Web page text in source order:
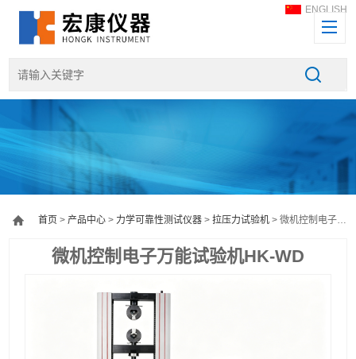
ENGLISH
首页 >产品中心 > 力学可靠性测试仪器 >拉压力试验机 > 微机控制电子万能试验机HK-WD
微机控制电子万能试验机HK-WD